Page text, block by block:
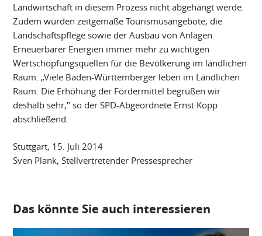
Landwirtschaft in diesem Prozess nicht abgehängt werde.
Zudem würden zeitgemäße Tourismusangebote, die
Landschaftspflege sowie der Ausbau von Anlagen
Erneuerbarer Energien immer mehr zu wichtigen
Wertschöpfungsquellen für die Bevölkerung im ländlichen
Raum. „Viele Baden-Württemberger leben im Ländlichen
Raum. Die Erhöhung der Fördermittel begrüßen wir
deshalb sehr," so der SPD-Abgeordnete Ernst Kopp
abschließend.
Stuttgart, 15. Juli 2014
Sven Plank, Stellvertretender Pressesprecher
Das könnte Sie auch interessieren